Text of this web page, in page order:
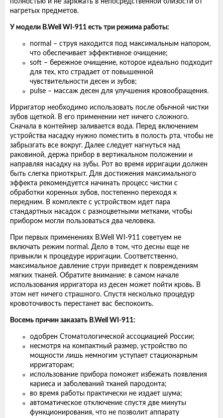
полностью и не заряжать в непосредственной близости от
нагретых предметов.
У модели B.Well WI-911 есть три режима работы:
normal – струя находится под максимальным напором,
что обеспечивает эффективное очищение;
soft – бережное очищение, которое идеально подходит
для тех, кто страдает от повышенной
чувствительности десен и зубов;
pulse – массаж десен для улучшения кровообращения.
Ирригатор необходимо использовать после обычной чистки
зубов щеткой. В его применении нет ничего сложного.
Сначала в контейнер заливается вода. Перед включением
устройства насадку нужно поместить в полость рта, чтобы не
забрызгать все вокруг. Далее следует нагнуться над
раковиной, держа прибор в вертикальном положении и
направляя насадку на зубы. Рот во время ирригации должен
быть слегка приоткрыт. Для достижения максимального
эффекта рекомендуется начинать процесс чистки с
обработки коренных зубов, постепенно переходя к
передним. В комплекте с устройством идет пара
стандартных насадок с разноцветными метками, чтобы
прибором могли пользоваться два человека.
При первых применениях B.Well WI-911 советуем не
включать режим normal. Дело в том, что десны еще не
привыкли к процедуре ирригации. Соответственно,
максимальное давление струи приведет к повреждениям
мягких тканей. Обратите внимание: в самом начале
использования ирригатора из десен может пойти кровь. В
этом нет ничего страшного. Спустя несколько процедур
кровоточивость перестанет вас беспокоить.
Восемь причин заказать B.Well WI-911:
одобрен Стоматологической ассоциацией России;
несмотря на компактный размер, устройство по
мощности лишь немногим уступает стационарным
ирригаторам;
использование прибора поможет избежать появления
кариеса и заболеваний тканей пародонта;
во время работы практически не издает шума;
автоматическое отключение спустя две минуты
функционирования, что не позволит аппарату